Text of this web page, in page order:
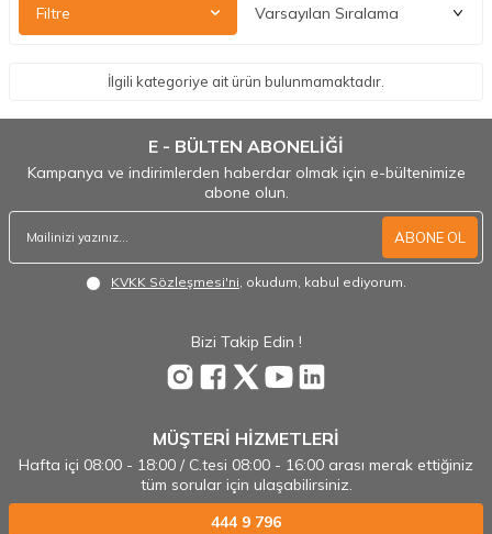
Filtre
İlgili kategoriye ait ürün bulunmamaktadır.
E - BÜLTEN ABONELİĞİ
Kampanya ve indirimlerden haberdar olmak için e-bültenimize
abone olun.
ABONE OL
KVKK Sözleşmesi'ni, okudum, kabul ediyorum.
Bizi Takip Edin !
MÜŞTERİ HİZMETLERİ
Hafta içi 08:00 - 18:00 / C.tesi 08:00 - 16:00 arası merak ettiğiniz
tüm sorular için ulaşabilirsiniz.
444 9 796